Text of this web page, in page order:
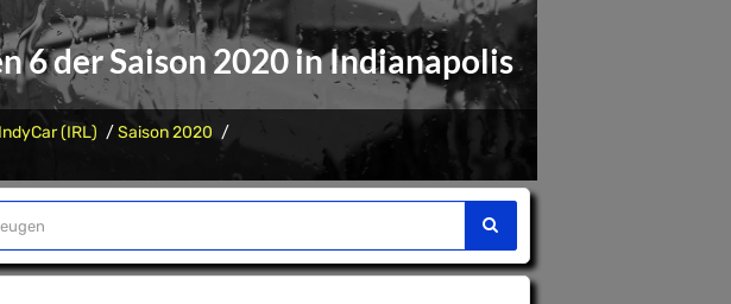
6 der Saison 2020 in Indianapolis
(IRL) Saison 2020